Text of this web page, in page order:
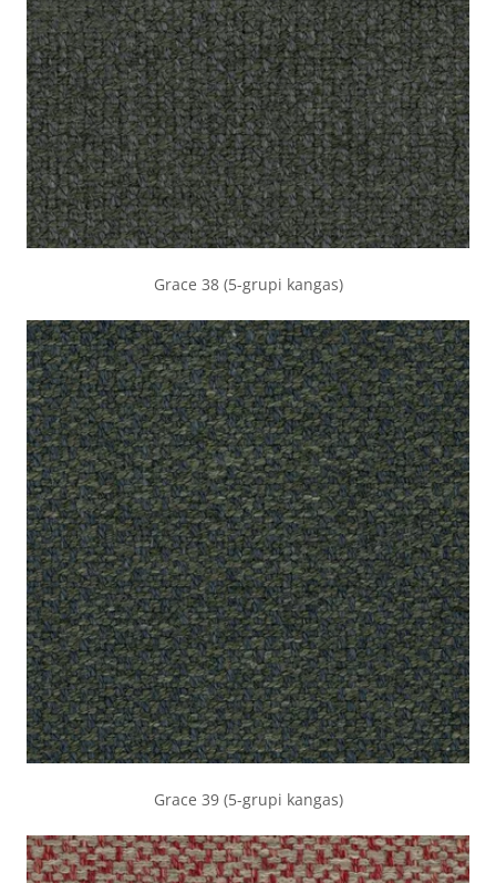
Grace 38 (5-grupi kangas)
Grace 39 (5-grupi kangas)